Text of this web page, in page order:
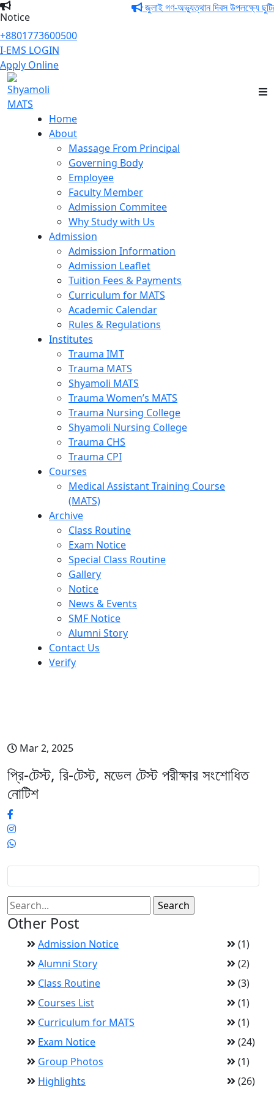
Notice
জুলাই গণ-অভ্যুত্থান দিবস উপলক্ষ্যে ছুটির
+8801773600500
I-EMS LOGIN
Apply Online
Home
About
Massage From Principal
Governing Body
Employee
Faculty Member
Admission Commitee
Why Study with Us
Admission
Admission Information
Admission Leaflet
Tuition Fees & Payments
Curriculum for MATS
Academic Calendar
Rules & Regulations
Institutes
Trauma IMT
Trauma MATS
Shyamoli MATS
Trauma Women’s MATS
Trauma Nursing College
Shyamoli Nursing College
Trauma CHS
Trauma CPI
Courses
Medical Assistant Training Course
(MATS)
Archive
Class Routine
Exam Notice
Special Class Routine
Gallery
Notice
News & Events
SMF Notice
Alumni Story
Contact Us
Verify
Mar 2, 2025
প্রি-টেস্ট, রি-টেস্ট, মডেল টেস্ট পরীক্ষার সংশোধিত
নোটিশ
Other Post
Admission Notice
(1)
Alumni Story
(2)
Class Routine
(3)
Courses List
(1)
Curriculum for MATS
(1)
Exam Notice
(24)
Group Photos
(1)
Highlights
(26)